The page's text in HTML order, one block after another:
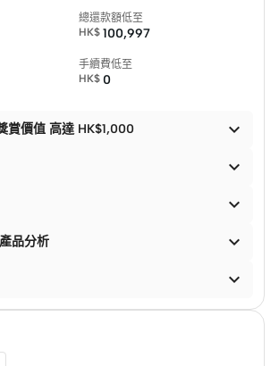
總還款額低至
HK$ 100,997
手續費低至
HK$ 0
賞價值 高達 HK$1,000 


品分析 
